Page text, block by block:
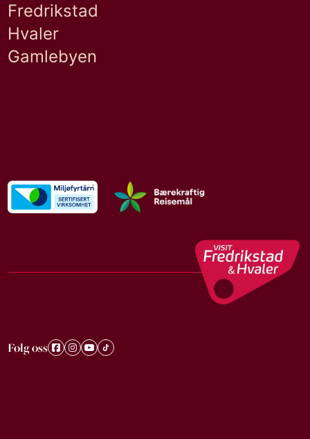
Fredrikstad
Hvaler
Gamlebyen
Følg oss